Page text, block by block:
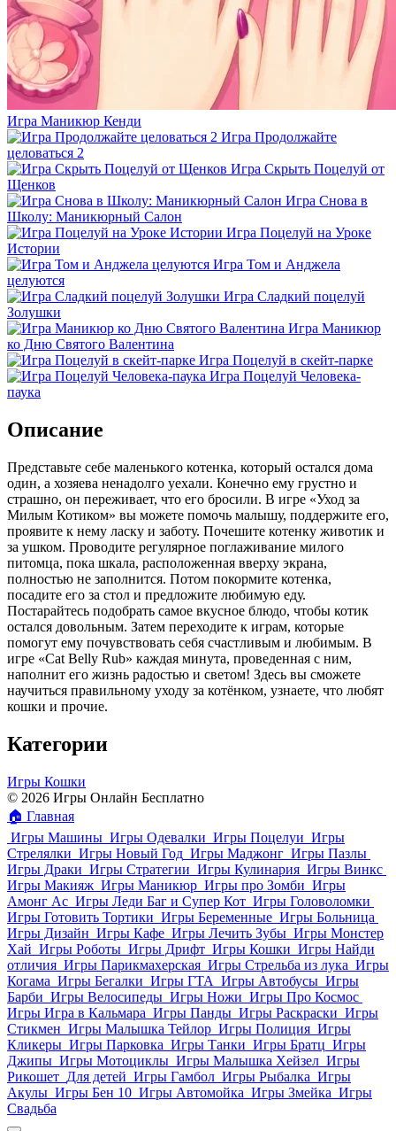
Игра Маникюр Кенди
Игра Продолжайте
целоваться 2
Игра Скрыть Поцелуй от
Щенков
Игра Снова в
Школу: Маникюрный Салон
Игра Поцелуй на Уроке
Истории
Игра Том и Анджела
целуются
Игра Сладкий поцелуй
Золушки
Игра Маникюр
ко Дню Святого Валентина
Игра Поцелуй в скейт-парке
Игра Поцелуй Человека-
паука
Описание
Представьте себе маленького котенка, который остался дома
один, а хозяева ненадолго уехали. Конечно ему грустно и
страшно, он переживает, что его бросили. В игре «Уход за
Милым Котиком» вы можете помочь малышу, поддержите его,
проявите к нему ласку и заботу. Почешите котенку животик и
за ушком. Проводите регулярное поглаживание милого
питомца, пока шкала, расположенная вверху экрана,
полностью не заполнится. Потом покормите котенка,
посадите его за стол и предложите любимую еду.
Постарайтесь подобрать самое вкусное блюдо, чтобы котик
остался довольным. Затем переходите к играм, которые
помогут ему почувствовать себя счастливым и любимым. В
игре «Cat Belly Rub» каждая минута, проведенная с ним,
наполнит его жизнь радостью и светом! Здесь вы сможете
научиться правильному уходу за котёнком, узнаете, что любят
кошки и прочие.
Категории
Игры Кошки
© 2026 Игры Онлайн Бесплатно
🏠 Главная
Игры Машины Игры Одевалки Игры Поцелуи Игры
Стрелялки Игры Новый Год Игры Маджонг Игры Пазлы
Игры Драки Игры Стратегии Игры Кулинария Игры Винкс
Игры Макияж Игры Маникюр Игры про Зомби Игры
Амонг Ас Игры Леди Баг и Супер Кот Игры Головоломки
Игры Готовить Тортики Игры Беременные Игры Больница
Игры Дизайн Игры Кафе Игры Лечить Зубы Игры Монстер
Хай Игры Роботы Игры Дрифт Игры Кошки Игры Найди
отличия Игры Парикмахерская Игры Стрельба из лука Игры
Когама Игры Бегалки Игры ГТА Игры Автобусы Игры
Барби Игры Велосипеды Игры Ножи Игры Про Космос
Игры Игра в Кальмара Игры Панды Игры Раскраски Игры
Стикмен Игры Малышка Тейлор Игры Полиция Игры
Кликеры Игры Парковка Игры Танки Игры Братц Игры
Джипы Игры Мотоциклы Игры Малышка Хейзел Игры
Рикошет Для детей Игры Гамбол Игры Рыбалка Игры
Акулы Игры Бен 10 Игры Автомойка Игры Змейка Игры
Свадьба